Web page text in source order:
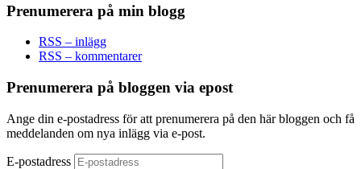
Prenumerera på min blogg
RSS – inlägg
RSS – kommentarer
Prenumerera på bloggen via epost
Ange din e-postadress för att prenumerera på den här bloggen och få
meddelanden om nya inlägg via e-post.
E-postadress